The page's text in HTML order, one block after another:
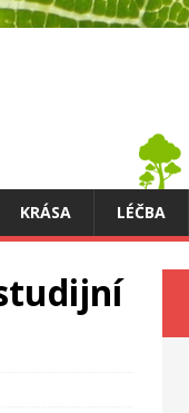
KRÁSA LÉČBA